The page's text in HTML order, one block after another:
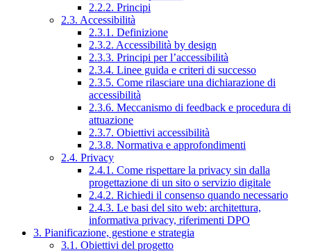
2.2.2. Principi
2.3. Accessibilità
2.3.1. Definizione
2.3.2. Accessibilità by design
2.3.3. Principi per l’accessibilità
2.3.4. Linee guida e criteri di successo
2.3.5. Come rilasciare una dichiarazione di
accessibilità
2.3.6. Meccanismo di feedback e procedura di
attuazione
2.3.7. Obiettivi accessibilità
2.3.8. Normativa e approfondimenti
2.4. Privacy
2.4.1. Come rispettare la privacy sin dalla
progettazione di un sito o servizio digitale
2.4.2. Richiedi il consenso quando necessario
2.4.3. Le basi del sito web: architettura,
informativa privacy, riferimenti DPO
3. Pianificazione, gestione e strategia
3.1. Obiettivi del progetto